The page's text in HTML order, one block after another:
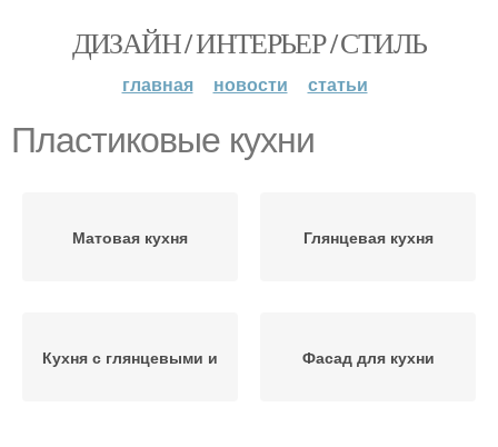
ДИЗАЙН / ИНТЕРЬЕР / СТИЛЬ
главная новости статьи
Пластиковые кухни
Матовая кухня Глянцевая кухня
Кухня с глянцевыми и Фасад для кухни